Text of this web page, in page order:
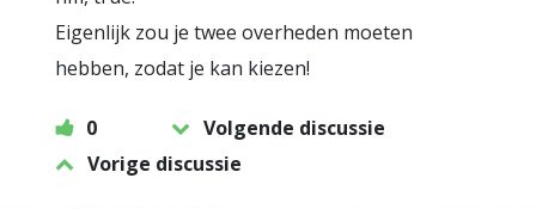
Eigenlijk zou je twee overheden moeten
hebben, zodat je kan kiezen!
0
Volgende discussie
Vorige discussie